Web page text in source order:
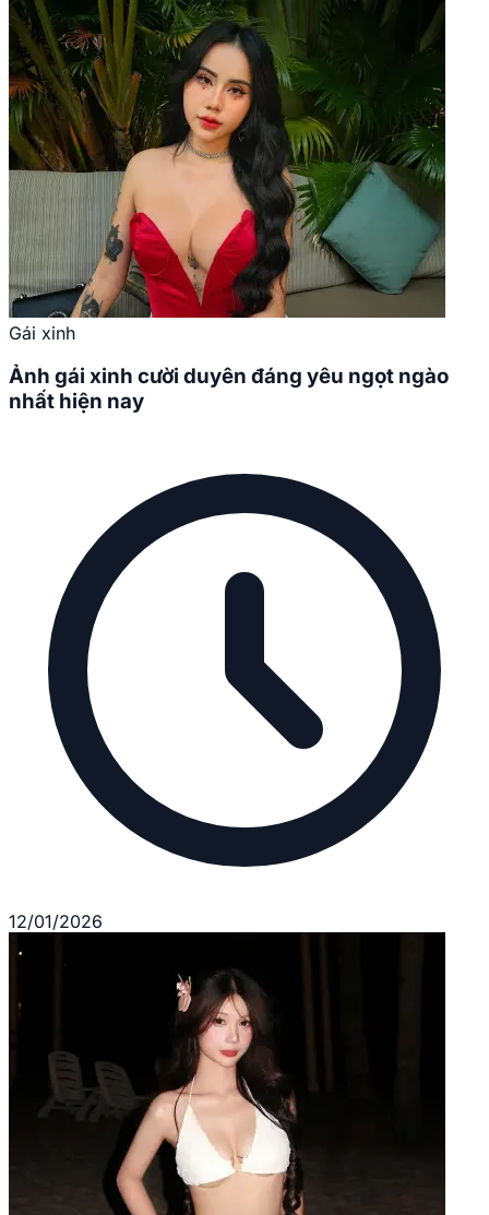
Gái xinh
Ảnh gái xinh cười duyên đáng yêu ngọt ngào
nhất hiện nay
12/01/2026